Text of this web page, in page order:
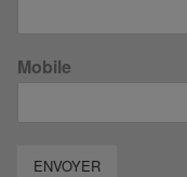
Mobile
ENVOYER